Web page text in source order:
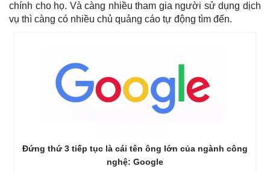
chính cho họ. Và càng nhiều tham gia người sử dụng dịch
vụ thì càng có nhiều chủ quảng cáo tự động tìm đến.
Đứng thứ 3 tiếp tục là cái tên ông lớn của ngành công
nghệ: Google